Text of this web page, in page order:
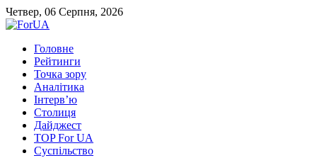
Четвер, 06 Серпня, 2026
Головне
Рейтинги
Точка зору
Аналітика
Інтерв’ю
Столиця
Дайджест
TOP For UA
Суспiльство